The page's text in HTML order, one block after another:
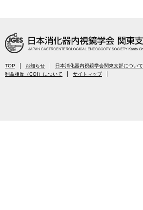
TOP お知らせ 日本消化器内視鏡学会関東支部について
利益相反（COI）について
サイトマップ